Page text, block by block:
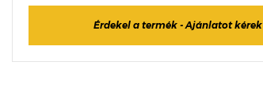
Érdekel a termék - Ajánlatot kérek